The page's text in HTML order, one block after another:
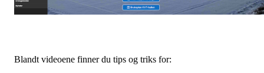
Blandt videoene finner du tips og triks for: